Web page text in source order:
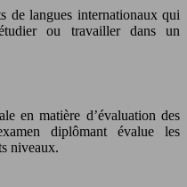
de langues internationaux qui
ou travailler dans un
en matière d’évaluation des
diplômant évalue les
niveaux.